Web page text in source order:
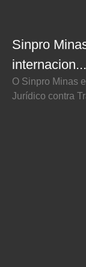
Sinpro
internacion...
O Sinpro Minas
Jurídico contra